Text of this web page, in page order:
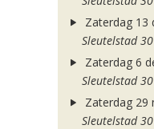
Zaterdag 13
Sleutelstad 30
Zaterdag 6
Sleutelstad 30
Zaterdag 29
Sleutelstad 30